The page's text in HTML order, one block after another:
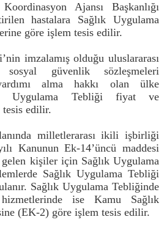
Ajansı Başkanlığı
hastalara Sağlık Uygulama
göre işlem tesis edilir.
imzalamış olduğu uluslararası
sosyal güvenlik sözleşmeleri
alma hakkı olan ülke
Uygulama Tebliği fiyat ve
edilir.
milletlerarası ikili işbirliği
Kanunun Ek-14’üncü maddesi
kişiler için Sağlık Uygulama
Sağlık Uygulama Tebliği
Sağlık Uygulama Tebliğinde
ise Kamu Sağlık
(EK-2) göre işlem tesis edilir.